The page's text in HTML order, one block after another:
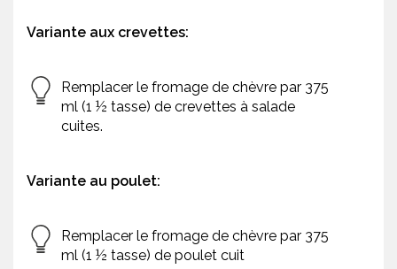
Variante aux crevettes:
Remplacer le fromage de chèvre par 375
ml (1 ½ tasse) de crevettes à salade
cuites.
Variante au poulet:
Remplacer le fromage de chèvre par 375
ml (1 ½ tasse) de poulet cuit